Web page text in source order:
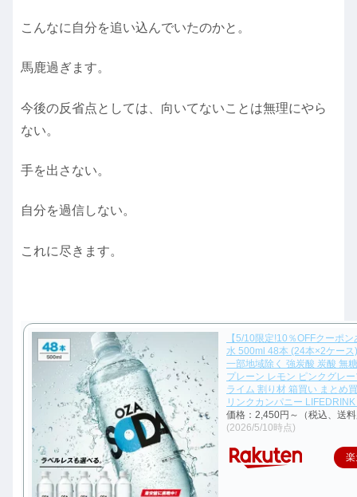
こんなに自分を追い込んでいたのかと。
馬鹿過ぎます。
今後の反省点としては、向いてないことは無理にやら
ない。
手を出さない。
自分を過信しない。
これに尽きます。
【5/10限定!10％OFFクーポ
水 500ml 48本 (24本×2ケー
一部地域除く 強炭酸 炭酸 無
プレーン レモン ピンクグレ
ライム 割り材 箱買い まとめ
リンクカンパニー
価格：2,450円～（税込、送
(2026/5/10時点)